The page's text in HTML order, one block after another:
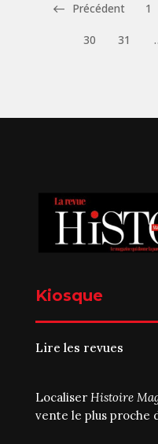
Précédent 1
30 31
Kiosque
Lire les revues
Localiser Histoire
vente le plus proche